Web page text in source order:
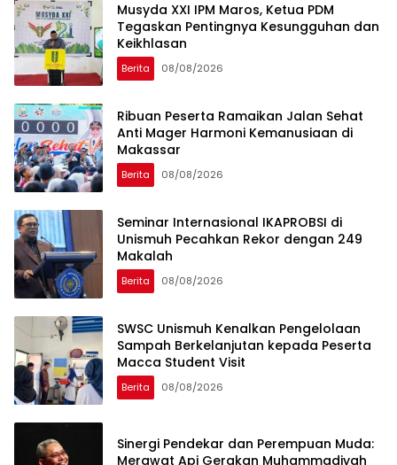
Musyda XXI IPM Maros, Ketua PDM
Tegaskan Pentingnya Kesungguhan dan
Keikhlasan
Berita 08/08/2026
Ribuan Peserta Ramaikan Jalan Sehat
Anti Mager Harmoni Kemanusiaan di
Makassar
Berita 08/08/2026
Seminar Internasional IKAPROBSI di
Unismuh Pecahkan Rekor dengan 249
Makalah
Berita 08/08/2026
SWSC Unismuh Kenalkan Pengelolaan
Sampah Berkelanjutan kepada Peserta
Macca Student Visit
Berita 08/08/2026
Sinergi Pendekar dan Perempuan Muda:
Merawat Api Gerakan Muhammadiyah